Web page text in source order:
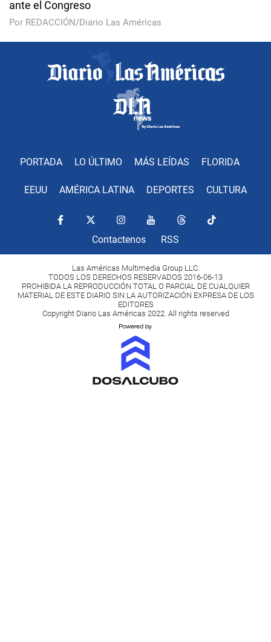
ante el Congreso
Por REDACCIÓN/Diario Las Américas
PORTADA LO ÚLTIMO MÁS LEÍDAS FLORIDA
EEUU AMÉRICA LATINA DEPORTES CULTURA
Contactenos RSS
Las Américas Multimedia Group LLC.
TODOS LOS DERECHOS RESERVADOS 2016-06-13
PROHIBIDA LA REPRODUCCIÓN TOTAL O PARCIAL DE CUALQUIER
MATERIAL DE ESTE DIARIO SIN LA AUTORIZACIÓN EXPRESA DE LOS
EDITORES
Copyright Diario Las Américas 2022. All rights reserved